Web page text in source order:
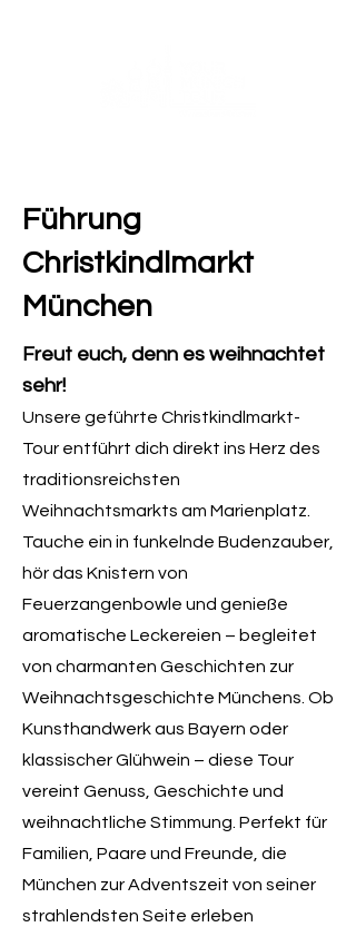
Führung
Christkindlmarkt
München
Freut euch, denn es weihnachtet
sehr!
Unsere geführte Christkindlmarkt-
Tour entführt dich direkt ins Herz des
traditionsreichsten
Weihnachtsmarkts am Marienplatz.
Tauche ein in funkelnde Budenzauber,
hör das Knistern von
Feuerzangenbowle und genieße
aromatische Leckereien – begleitet
von charmanten Geschichten zur
Weihnachtsgeschichte Münchens. Ob
Kunsthandwerk aus Bayern oder
klassischer Glühwein – diese Tour
vereint Genuss, Geschichte und
weihnachtliche Stimmung. Perfekt für
Familien, Paare und Freunde, die
München zur Adventszeit von seiner
strahlendsten Seite erleben